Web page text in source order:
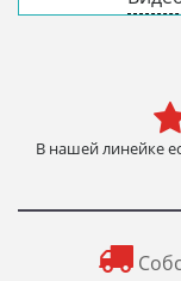
В нашей линейке